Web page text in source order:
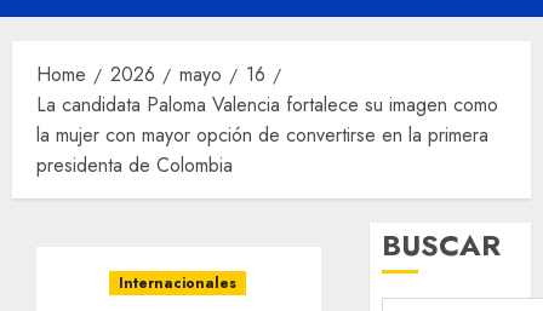
Menu
Home 2026 mayo
16
La candidata Paloma Valencia fortalece su imagen como
la mujer con mayor opción de convertirse en la primera
presidenta de Colombia
Internacionales
BUSCAR